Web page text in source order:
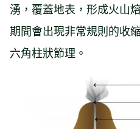
湧，覆蓋地表，形成火山
期間會出現非常規則的收
六角柱狀節理。